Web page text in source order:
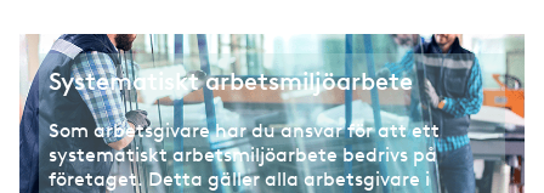
Systematiskt arbetsmiljöarbete
Som arbetsgivare har du ansvar för att ett
systematiskt arbetsmiljöarbete bedrivs på
företaget. Detta gäller alla arbetsgivare i